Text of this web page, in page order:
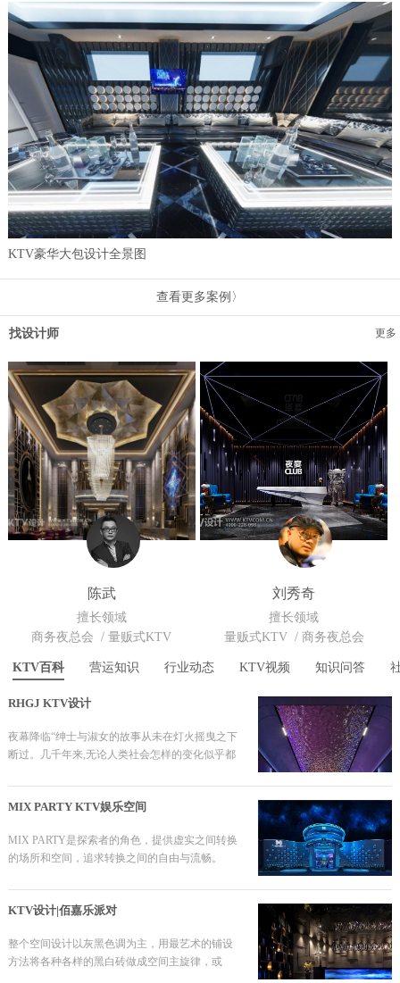
KTV豪华大包设计全景图
查看更多案例〉
更多
找设计师
陈武
擅长领域
商务夜总会
/ 量贩式KTV
刘秀奇
擅长领域
量贩式KTV / 商务夜总会
KTV百科 营运知识 行业动态 KTV视频 知识问答
RHGJ KTV设计
夜幕降临“绅士与淑女的故事从未在灯火摇曳之下
断过。几千年来,无论人类社会怎样的变化似乎都
MIX PARTY KTV娱乐空间
MIX PARTY是探索者的角色，提供虚实之间转换
的场所和空间，追求转换之间的自由与流畅。
KTV设计|佰嘉乐派对
整个空间设计以灰黑色调为主，用最艺术的铺设
方法将各种各样的黑白砖做成空间主旋律，或